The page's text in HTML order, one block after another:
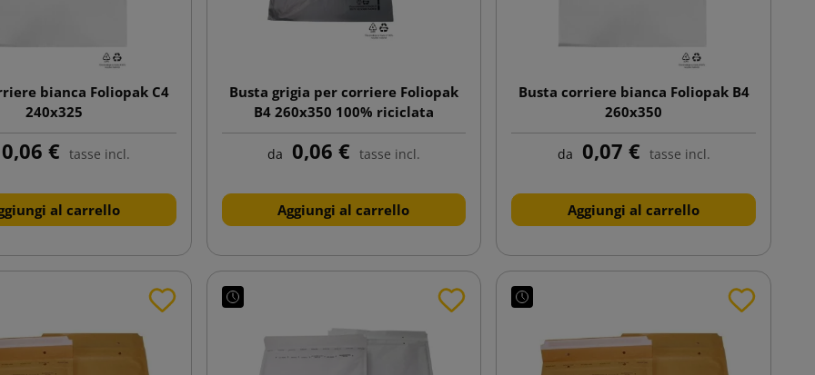
bianca Foliopak C4
240x325
€ tasse incl.
al carrello
Busta grigia per corriere Foliopak
B4 260x350 100% riciclata
da 0,06 € tasse incl.
Aggiungi al carrello
Busta corriere bianca Foliopak B4
260x350
da 0,07 € tasse incl.
Aggiungi al carrello